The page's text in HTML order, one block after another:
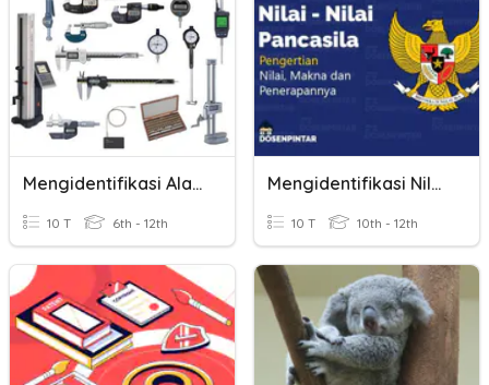
Mengidentifikasi Alat Ukur Mekanik
10 T 6th - 12th
Mengidentifikasi Nilai-Nilai Pancasila
10 T 10th - 12th